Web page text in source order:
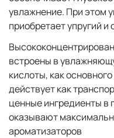
увлажнение. При этом
приобретает упругий и
встроены в
кислоты, как
действует как
ценные ингредиенты в
оказывают
ароматизаторов